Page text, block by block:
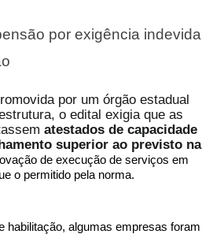
por exigência indevida
por um órgão estadual
o edital exigia que as
atestados de capacidade
superior ao previsto na
de execução de serviços em
o permitido pela norma.
habilitação, algumas empresas foram